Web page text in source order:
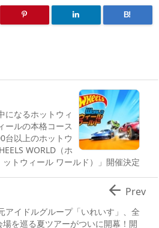
B!
になるホットウィ
ールの本格コース
台以上のホットウ
WORLD（ホ
ットウィール ワールド）」開催決定
アイドルグループ「いれいす」、全
場を巡る夏ツアーがついに開幕！開
 Prev